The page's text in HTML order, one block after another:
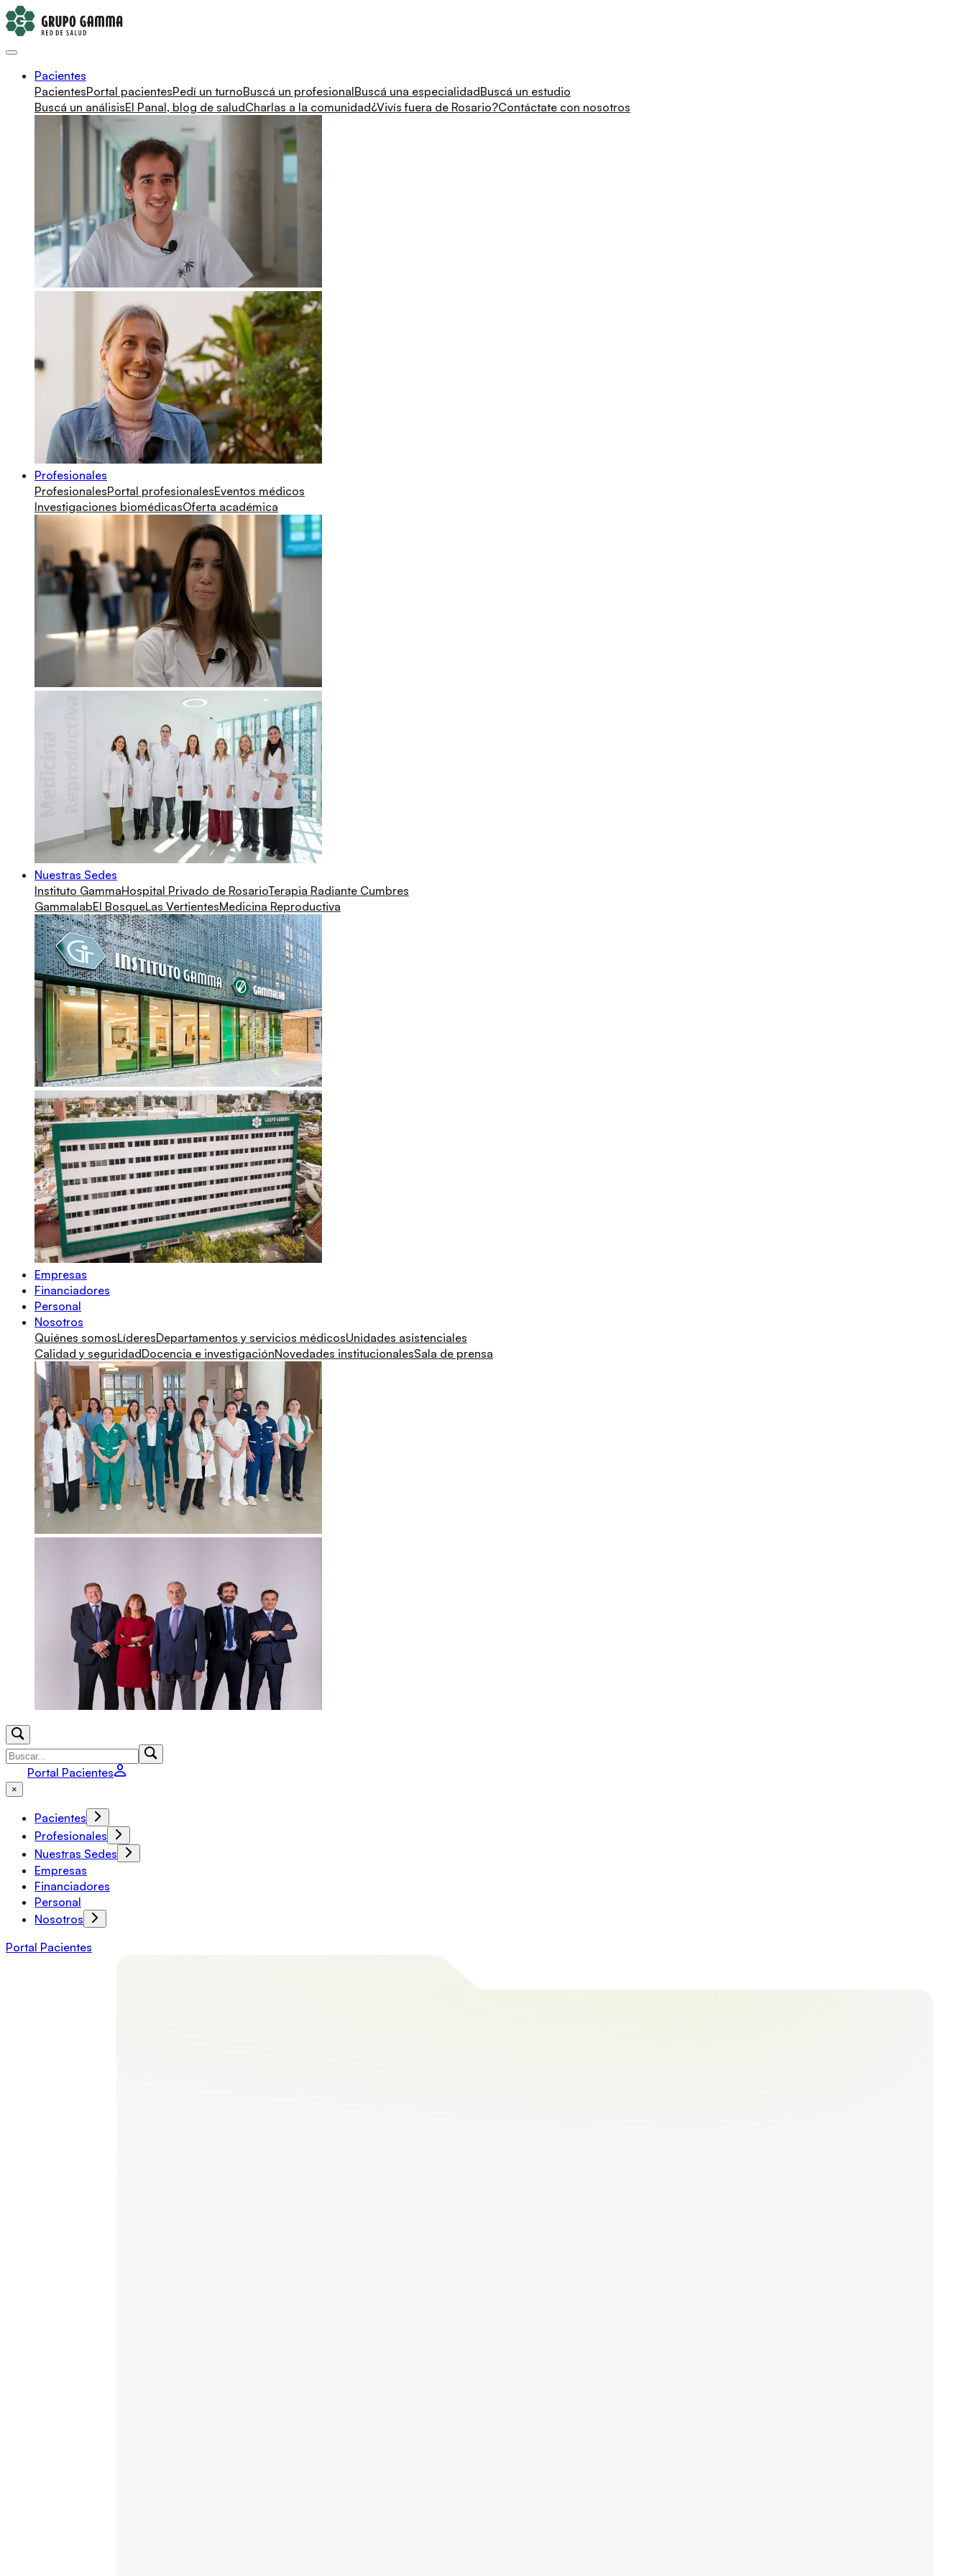
Pacientes
PacientesPortal pacientesPedí un turnoBuscá un profesionalBuscá una especialidadBuscá un estudio
Buscá un análisisEl Panal, blog de saludCharlas a la comunidad¿Vivís fuera de Rosario?Contáctate con nosotros
Profesionales
ProfesionalesPortal profesionalesEventos médicos
Investigaciones biomédicasOferta académica
Nuestras Sedes
Instituto GammaHospital Privado de RosarioTerapia Radiante Cumbres
GammalabEl BosqueLas VertientesMedicina Reproductiva
Empresas
Financiadores
Personal
Nosotros
Quiénes somosLíderesDepartamentos y servicios médicosUnidades asistenciales
Calidad y seguridadDocencia e investigaciónNovedades institucionalesSala de prensa
Portal Pacientes
×
Pacientes
Profesionales
Nuestras Sedes
Empresas
Financiadores
Personal
Nosotros
Portal Pacientes